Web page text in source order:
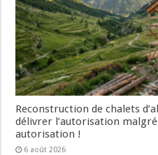
Reconstruction de chalets
délivrer l’autorisation
autorisation !
6 août 2026